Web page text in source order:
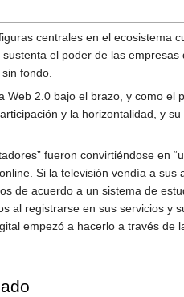
centrales en el ecosistema
el poder de las
fondo.
Web 2.0 bajo el brazo, y como
y la horizontalidad, y
fueron convirtiéndose en
Si la televisión vendía a
de acuerdo a un sistema de
al registrarse en sus servicios y
empezó a hacerlo a través de